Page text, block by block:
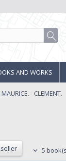
AND WORKS
- CLEMENT.
5